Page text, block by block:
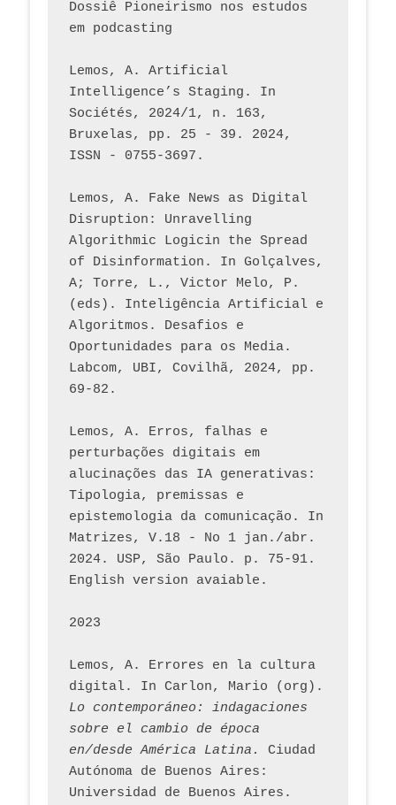
Dossiê Pioneirismo nos estudos
em podcasting
Lemos, A. Artificial
Intelligence’s Staging. In
Sociétés, 2024/1, n. 163,
Bruxelas, pp. 25 - 39. 2024,
ISSN - 0755-3697.
Lemos, A. Fake News as Digital
Disruption: Unravelling
Algorithmic Logicin the Spread
of Disinformation. In Golçalves,
A; Torre, L., Victor Melo, P.
(eds). Inteligência Artificial e
Algoritmos. Desafios e
Oportunidades para os Media.
Labcom, UBI, Covilhã, 2024, pp.
69-82.
Lemos, A. Erros, falhas e
perturbações digitais em
alucinações das IA generativas:
Tipologia, premissas e
epistemologia da comunicação. In
Matrizes, V.18 - No 1 jan./abr.
2024. USP, São Paulo. p. 75-91.
English version avaiable.
2023
Lemos, A. Errores en la cultura
Lo contemporáneo: indagaciones
sobre el cambio de época
en/desde América Latina.
Ciudad
Autónoma de Buenos Aires:
Universidad de Buenos Aires.